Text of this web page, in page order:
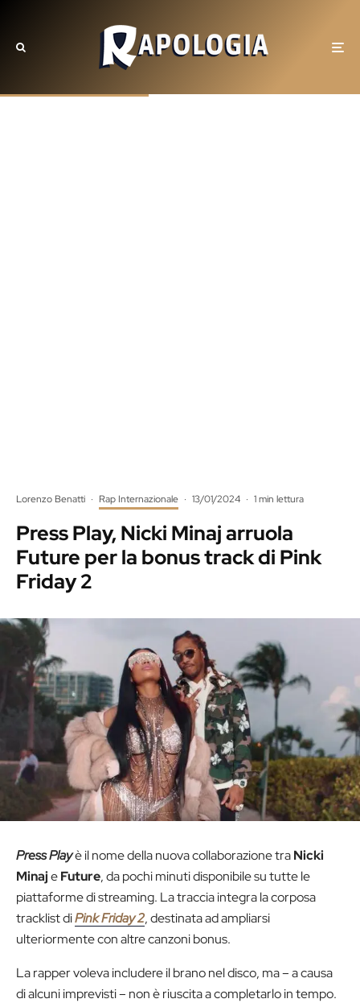
Lorenzo Benatti · Rap Internazionale · 13/01/2024 · 1 min lettura
Press Play, Nicki Minaj arruola
Future per la bonus track di Pink
Friday 2
Press Playè il nome della nuova collaborazione traNicki
MinajeFuture, da pochi minuti disponibile su tutte le
piattaforme di streaming. La traccia integra la corposa
tracklist diPink Friday 2, destinata ad ampliarsi
ulteriormente con altre canzoni bonus.
La rapper voleva includere il brano nel disco, ma – a causa
di alcuni imprevisti – non è riuscita a completarlo in tempo.